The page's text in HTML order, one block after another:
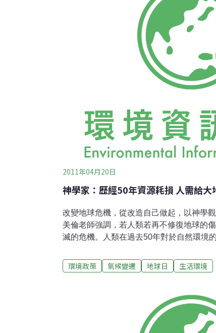
一路護航，錯誤的評估，失當的言論，甚
制最壞的示範，也是不斷加深社會憤怒的
分，反而製造社會分裂下，讓更多
2011年04月20日
神學家：歷經50年資源耗損 人需給大
改變地球危機，從改造自己做起，以神學
美倫老師強調，若人類若再不修復地球的
滅的危機。人類在過去50年對於自然環境
資源，使得下一代資源短缺，更嚴重，導
震、水資源不足、糧食短缺等危機。過去3
教師喬美倫引用《老子‧二十五章》：「人
然。」一句話指出人類與大自然密不可分
表示人與大地應為相互約定的盟約關係，
環境政策 氣候變遷 地球日 生活環境